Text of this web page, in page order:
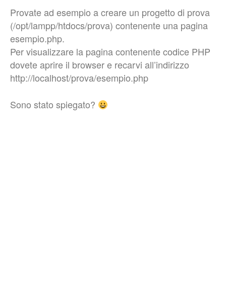
Provate ad esempio a creare un progetto di prova
(/opt/lampp/htdocs/prova) contenente una pagina
esempio.php.
Per visualizzare la pagina contenente codice PHP
dovete aprire il browser e recarvi all’indirizzo
http://localhost/prova/esempio.php
Sono stato spiegato?